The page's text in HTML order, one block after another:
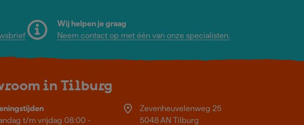
Wij helpen je graag
Neem contact op met één van onze specialisten.
in Tilburg
t/m vrijdag 08:00 -
Zevenheuvelenweg 25
5048 AN Tilburg